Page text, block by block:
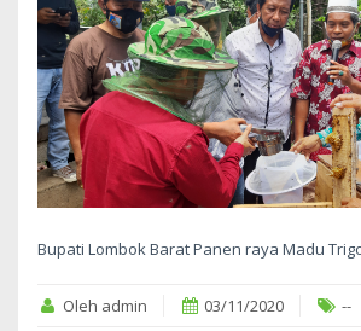
Bupati Lombok Barat Panen raya Madu
Oleh admin 03/11/2020 --